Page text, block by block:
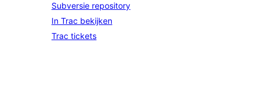
Subversie repository
In Trac bekijken
Trac tickets